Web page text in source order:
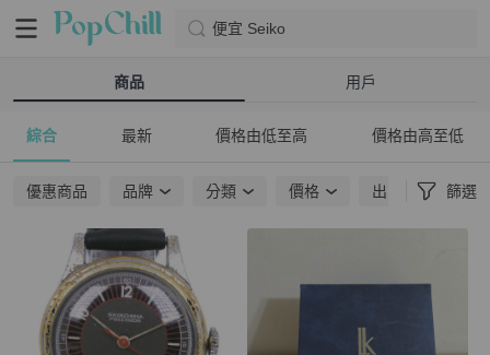
便宜 Seiko
商品 用戶
綜合 最新 價格由低至高 價格由高至低
優惠商品 品牌 分類 價格 出貨地點 篩選